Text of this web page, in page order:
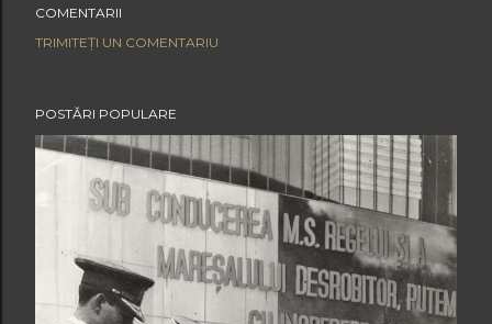
COMENTARII
TRIMITEȚI UN COMENTARIU
POSTĂRI POPULARE